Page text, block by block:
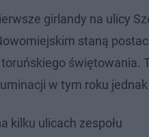
girlandy na ulicy
staną
świętowania.
w tym roku
kilku ulicach zespołu